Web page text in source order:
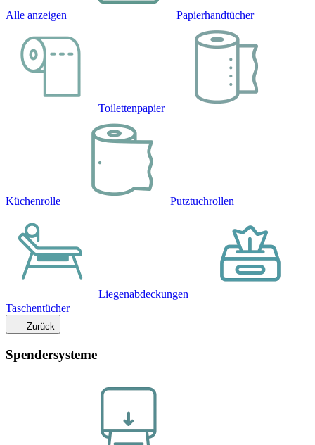
Alle anzeigen Papierhandtücher
Toilettenpapier
Küchenrolle Putztuchrollen
Liegenabdeckungen
Taschentücher
Zurück
Spendersysteme